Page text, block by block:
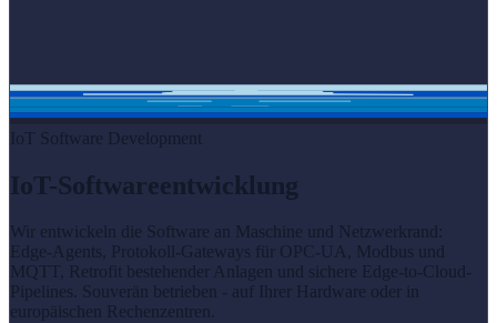
IoT Software Development
IoT-Softwareentwicklung
Wir entwickeln die Software an Maschine und Netzwerkrand:
Edge-Agents, Protokoll-Gateways für OPC-UA, Modbus und
MQTT, Retrofit bestehender Anlagen und sichere Edge-to-Cloud-
Pipelines. Souverän betrieben - auf Ihrer Hardware oder in
europäischen Rechenzentren.